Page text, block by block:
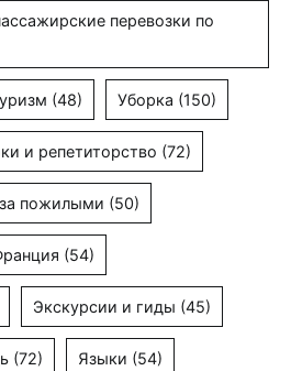
перевозки по
(48) Уборка (150)
и репетиторство (72)
пожилыми (50)
(54)
Экскурсии и гиды (45)
(72) Языки (54)